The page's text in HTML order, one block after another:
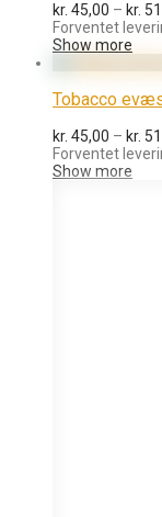
kr. 45,00 – kr.
Forventet
Show more
Tobacco
kr. 45,00 – kr.
Forventet
Show more